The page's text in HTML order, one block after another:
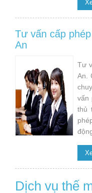
Tư vấn cấp
An
Tư
An.
vấn
thủ
Dịch vụ thế